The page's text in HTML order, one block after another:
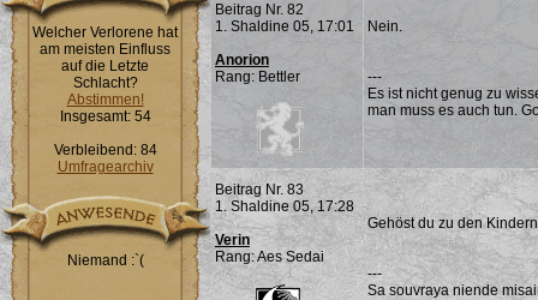
Welcher Verlorene hat
am meisten Einfluss
auf die Letzte
Schlacht?
Abstimmen!
Insgesamt: 54
Verbleibend: 84
Umfragearchiv
Niemand :`(
Beitrag Nr. 82
1. Shaldine 05, 17:01
Anorion
Rang: Bettler
Nein.
---
Es ist nicht genug zu
man muss es auch tun.
Beitrag Nr. 83
1. Shaldine 05, 17:28
Verin
Rang: Aes Sedai
Gehöst du zu den
---
Sa souvraya niende